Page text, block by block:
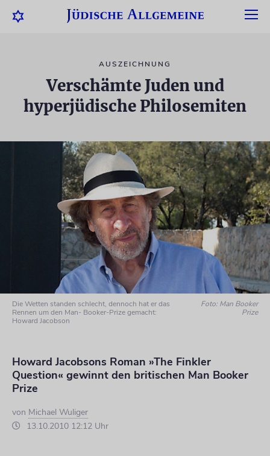
AUSZEICHNUNG
Verschämte Juden und
hyperjüdische Philosemiten
Die Wetten standen schlecht, dennoch hat er das
Rennen um den Man- Booker-Prize gemacht:
Howard Jacobson
Foto: Man Booker
Prize
Howard Jacobsons Roman »The Finkler
Question« gewinnt den britischen Man Booker
Prize
von Michael Wuliger
13.10.2010 12:12 Uhr